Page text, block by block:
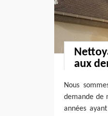
aux
Nous
demande de
années